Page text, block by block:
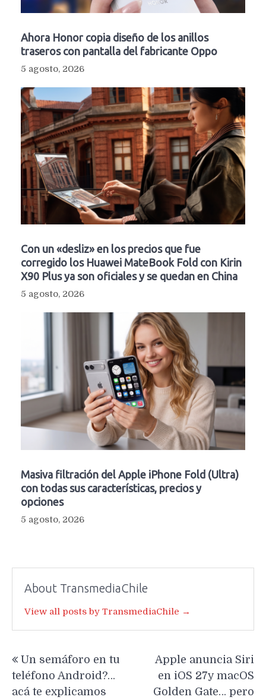
Ahora Honor copia diseño de los anillos
traseros con pantalla del fabricante Oppo
5 agosto, 2026
Con un «desliz» en los precios que fue
corregido los Huawei MateBook Fold con Kirin
X90 Plus ya son oficiales y se quedan en China
5 agosto, 2026
Masiva filtración del Apple iPhone Fold (Ultra)
con todas sus características, precios y
opciones
5 agosto, 2026
About TransmediaChile
View all posts by TransmediaChile →
de
entradas
Un semáforo en tu
teléfono Android?…
acá te explicamos
Apple anuncia Siri
en iOS 27y macOS
Golden Gate… pero